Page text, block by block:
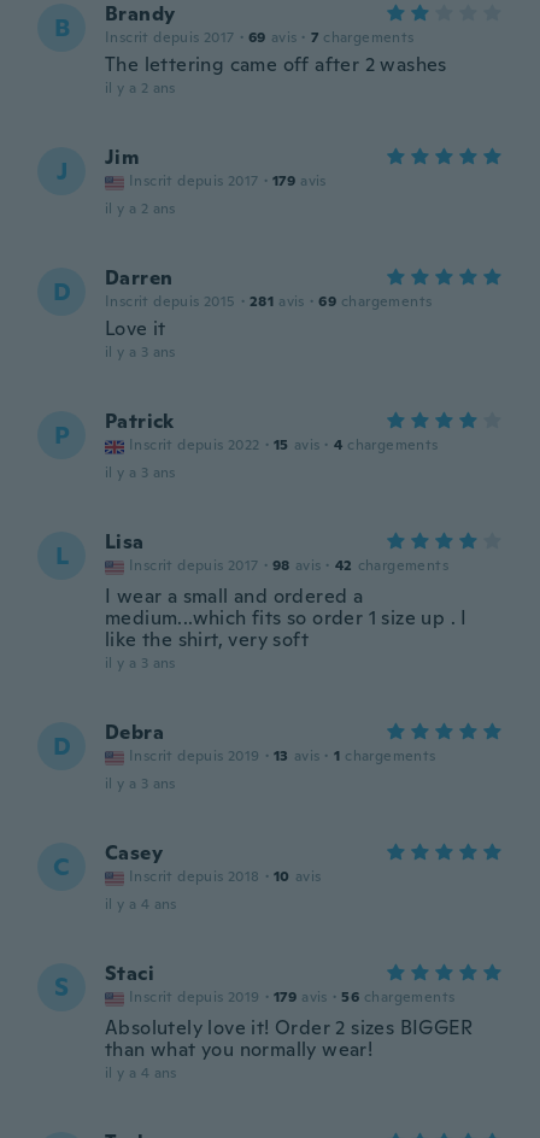
B Brandy
Inscrit depuis 2017 · 69 avis · 7 chargements
The lettering came off after 2 washes
il y a 2 ans
J Jim
Inscrit depuis 2017 · 179 avis
il y a 2 ans
D Darren
Inscrit depuis 2015 · 281 avis · 69 chargements
Love it
il y a 3 ans
P Patrick
Inscrit depuis 2022 · 15 avis · 4 chargements
il y a 3 ans
L Lisa
Inscrit depuis 2017 · 98 avis · 42 chargements
I wear a small and ordered a
medium...which fits so order 1 size up . I
like the shirt, very soft
il y a 3 ans
D Debra
Inscrit depuis 2019 · 13 avis · 1 chargements
il y a 3 ans
C Casey
Inscrit depuis 2018 · 10 avis
il y a 4 ans
S Staci
Inscrit depuis 2019 · 179 avis · 56 chargements
Absolutely love it! Order 2 sizes BIGGER
than what you normally wear!
il y a 4 ans